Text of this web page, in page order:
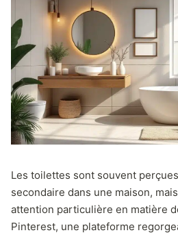
Les toilettes sont souvent
secondaire dans une maison,
attention particulière en matière
Pinterest, une plateforme